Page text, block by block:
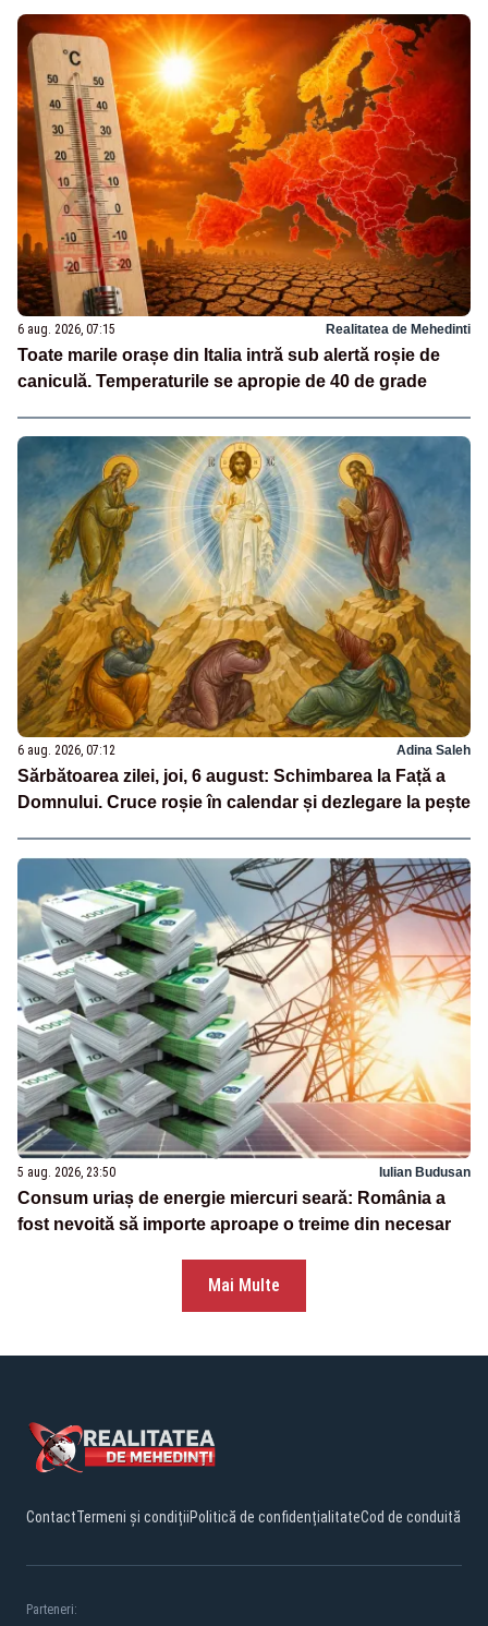
6 aug. 2026, 07:15 Realitatea de Mehedinti
Toate marile orașe din Italia intră sub alertă roșie de
caniculă. Temperaturile se apropie de 40 de grade
6 aug. 2026, 07:12 Adina Saleh
Sărbătoarea zilei, joi, 6 august: Schimbarea la Față a
Domnului. Cruce roșie în calendar și dezlegare la pește
5 aug. 2026, 23:50 Iulian Budusan
Consum uriaș de energie miercuri seară: România a
fost nevoită să importe aproape o treime din necesar
Mai Multe
ContactTermeni și condițiiPolitică de confidențialitateCod de conduită
Parteneri: